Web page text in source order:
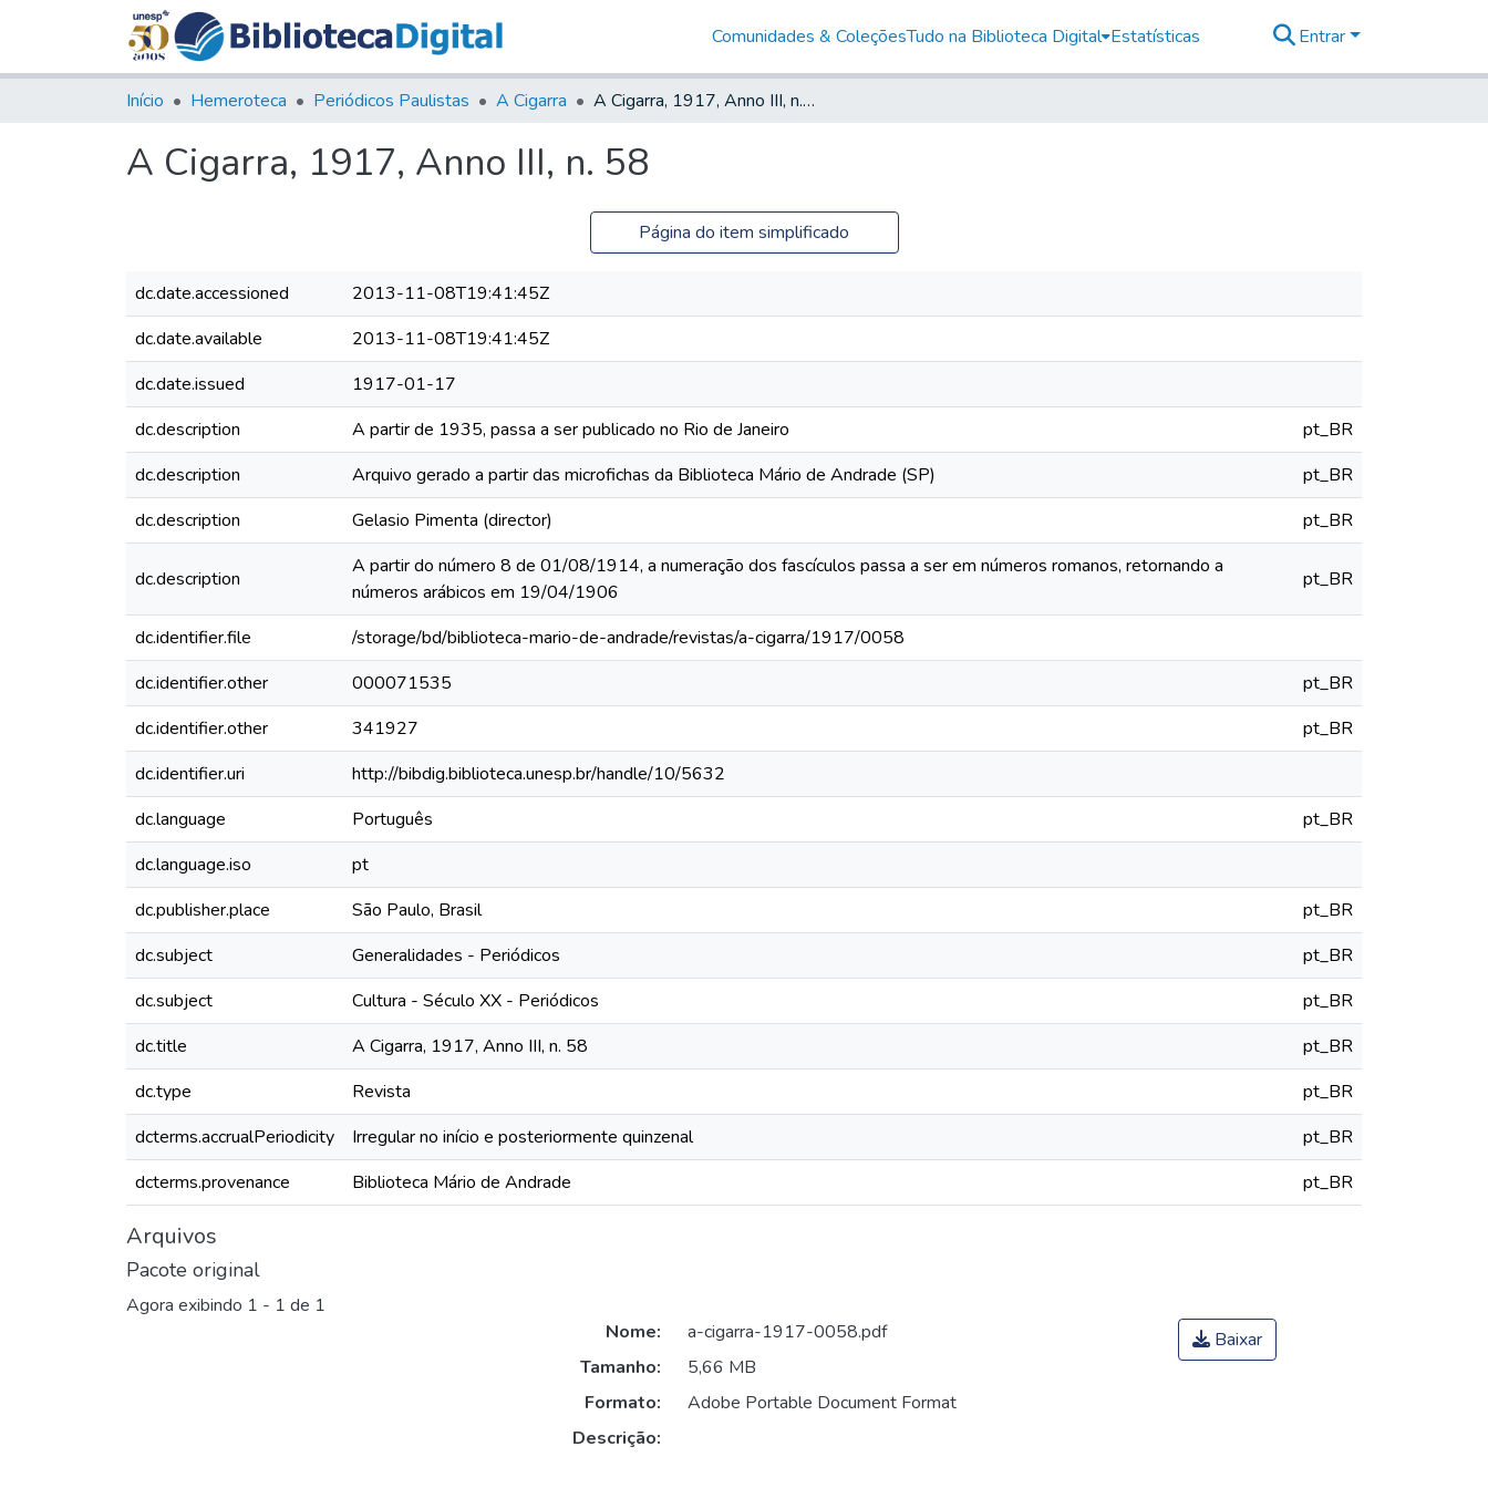
Comunidades & ColeçõesTudo na Biblioteca Digital Estatísticas Entrar
Início Hemeroteca Periódicos Paulistas A Cigarra A Cigarra, 1917, Anno III, n. 58
A Cigarra, 1917, Anno III, n. 58
Página do item simplificado
dc.date.accessioned
2013-11-08T19:41:45Z
dc.date.available
2013-11-08T19:41:45Z
dc.date.issued
1917-01-17
dc.description
A partir de 1935, passa a ser publicado no Rio de Janeiro
pt_BR
dc.description
Arquivo gerado a partir das microfichas da Biblioteca Mário de Andrade (SP)
pt_BR
dc.description
Gelasio Pimenta (director) pt_BR
dc.description
A partir do número 8 de 01/08/1914, a numeração dos fascículos passa a ser em números romanos, retornando a
números arábicos em 19/04/1906
pt_BR
dc.identifier.file
/storage/bd/biblioteca-mario-de-andrade/revistas/a-cigarra/1917/0058
dc.identifier.other
000071535
pt_BR
dc.identifier.other
341927
pt_BR
dc.identifier.uri
http://bibdig.biblioteca.unesp.br/handle/10/5632
dc.language
Português
pt_BR
dc.language.iso
pt
dc.publisher.place
São Paulo, Brasil
pt_BR
dc.subject
Generalidades - Periódicos
pt_BR
dc.subject
Cultura - Século XX - Periódicos
pt_BR
dc.title
A Cigarra, 1917, Anno III, n. 58
pt_BR
dc.type
Revista
pt_BR
dcterms.accrualPeriodicity
Irregular no início e posteriormente quinzenal
pt_BR
dcterms.provenance
Biblioteca Mário de Andrade pt_BR
Arquivos
Pacote original
Agora exibindo 1 - 1 de 1
Nome:
a-cigarra-1917-0058.pdf
Tamanho:
5,66 MB
Formato:
Adobe Portable Document Format
Descrição:
Baixar